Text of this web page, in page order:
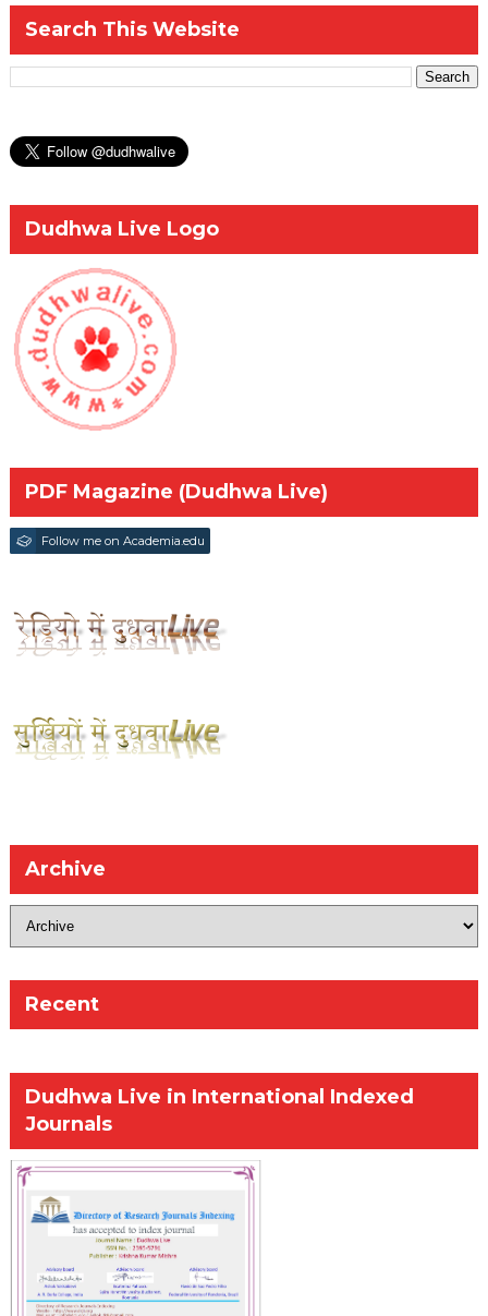
Search This Website
Dudhwa Live Logo
PDF Magazine (Dudhwa Live)
Follow me on Academia.edu
Archive
Recent
Dudhwa Live in International Indexed
Journals